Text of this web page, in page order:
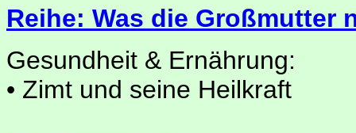
Reihe: Was die Großmutter
Gesundheit & Ernährung:
• Zimt und seine Heilkraft